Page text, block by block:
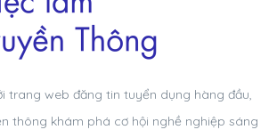
trang web đăng tin tuyển dụng hàng đầu,
thông khám phá cơ hội nghề nghiệp sáng